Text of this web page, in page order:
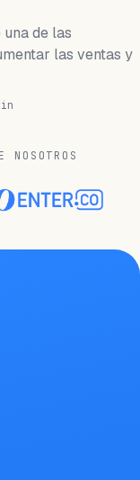
de las
las ventas y